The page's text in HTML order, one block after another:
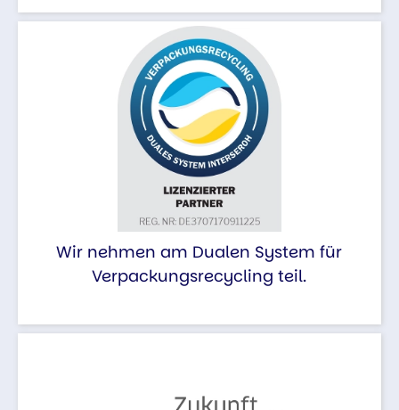
Wir nehmen am Dualen System für
Verpackungsrecycling teil.